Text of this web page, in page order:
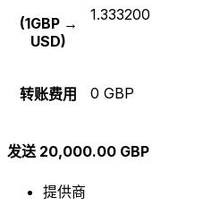
(1GBP →
USD)
1.333200
转账费用 0 GBP
发送 20,000.00 GBP
提供商